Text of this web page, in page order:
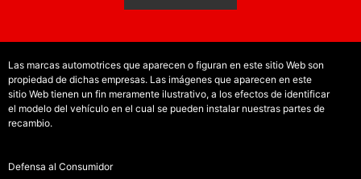
Las marcas automotrices que aparecen o figuran en este sitio Web son
propiedad de dichas empresas. Las imágenes que aparecen en este
sitio Web tienen un fin meramente ilustrativo, a los efectos de identificar
el modelo del vehículo en el cual se pueden instalar nuestras partes de
recambio.
Defensa al Consumidor